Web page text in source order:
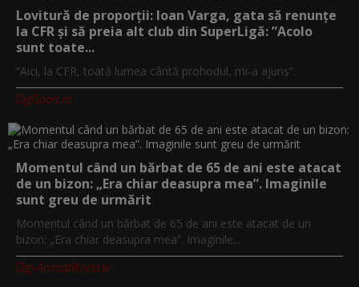
Lovitură de proporții: Ioan Varga, gata să renunțe
la CFR și să preia alt club din SuperLigă: ”Acolo
sunt toate...
”Aici, la CFR, toată lumea cântă prohodul, mi-a ajuns”.
DigiSport.ro
Momentul când un bărbat de 65 de ani este atacat
de un bizon: „Era chiar deasupra mea”. Imaginile
sunt greu de urmărit
Momentul când un bărbat de 65 de ani este atacat de un
bizon: „Era chiar deasupra mea”. Imaginile...
Digi-AnimalWorld.tv